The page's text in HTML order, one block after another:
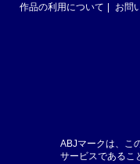
作品の利用について
お問
ABJマークは、こ
サービスであるこ